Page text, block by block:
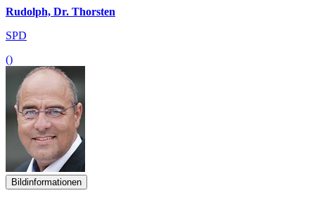
Rudolph, Dr. Thorsten
SPD
()
Bildinformationen